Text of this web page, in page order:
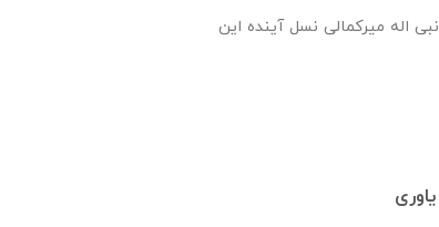
اله ميركمالی نسل آینده این